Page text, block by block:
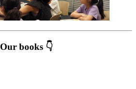
Our books 👇